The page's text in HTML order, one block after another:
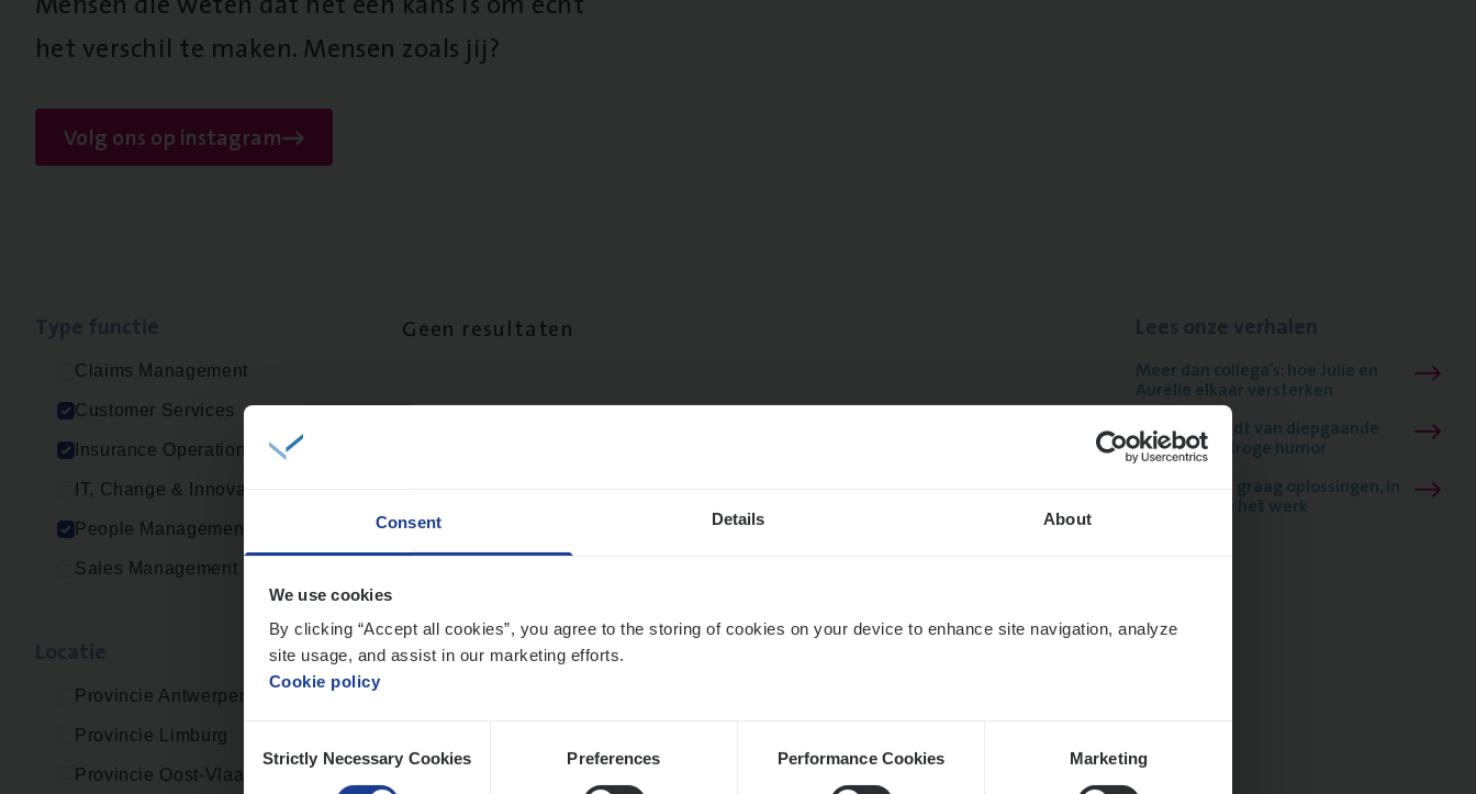
Consent Details About
We use cookies
By clicking “Accept all cookies”, you agree to the storing of cookies on your device to enhance site navigation, analyze
site usage, and assist in our marketing efforts.
Cookie policy
Selection
Strictly Necessary Cookies Preferences Performance Cookies Marketing
het verschil te maken. Mensen zoals jij?
Volg ons op instagram
Claims Management
Customer Services
Insurance Operations
IT, Change & Innovation
People Management
Sales Management
Provincie Antwerpen
Provincie Limburg
Provincie Oost-Vlaanderen
Geen resultaten
Meer dan collega’s: hoe Julie en
Aurélie elkaar versterken
Mathias houdt van diepgaande
dossiers én droge humor
Thalia zoekt graag oplossingen, in
games én op het werk